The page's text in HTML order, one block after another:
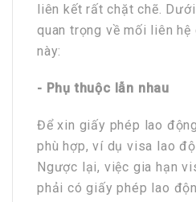
liên kết rất chặt chẽ.
quan trọng về mối liên
này:
- Phụ thuộc lẫn nhau
Để xin giấy phép lao
phù hợp, ví dụ visa lao
Ngược lại, việc gia hạn
phải có giấy phép lao